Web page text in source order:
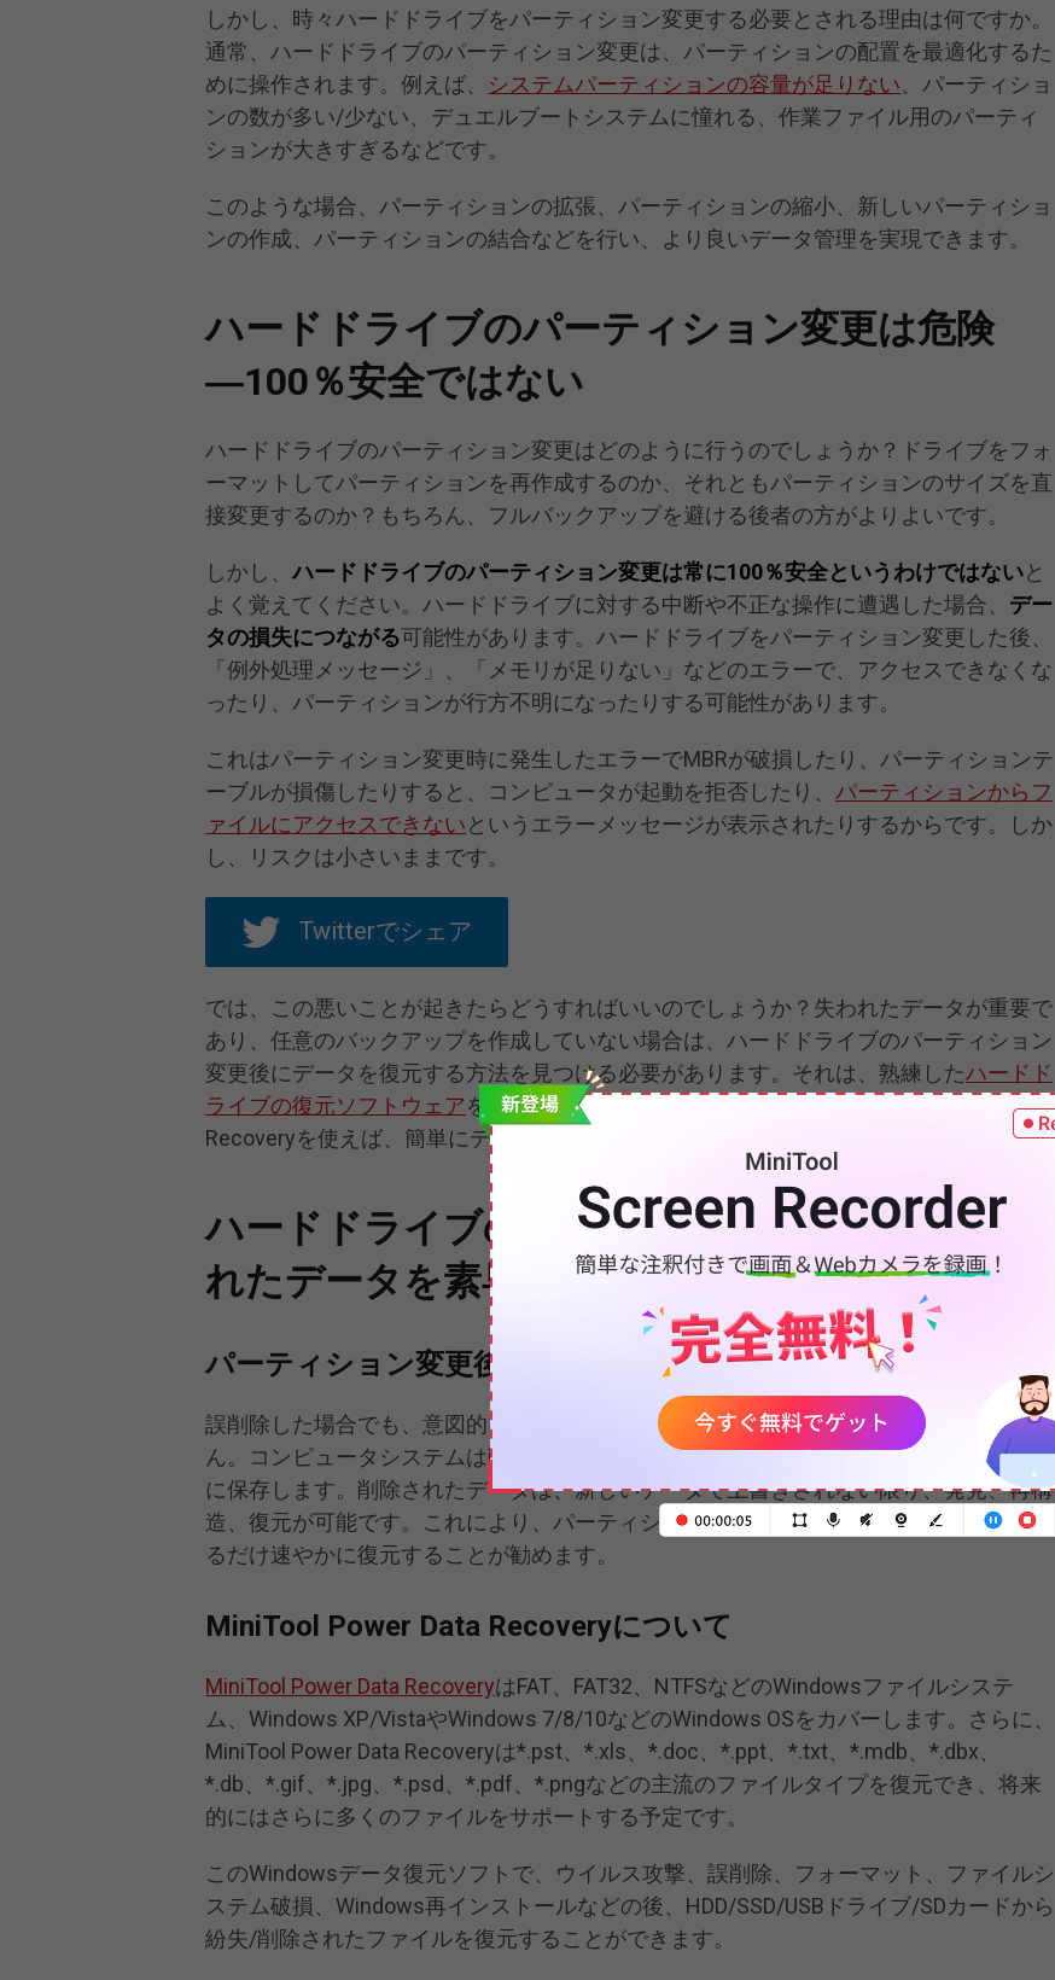
しかし、時々ハードドライブをパーティション変更する必要とされる理由は何ですか。
通常、ハードドライブのパーティション変更は、パーティションの配置を最適化するた
めに操作されます。例えば、 システムパーティションの容量が足りない 、パーティショ
ンの数が多い/少ない、デュエルブートシステムに憧れる、作業ファイル用のパーティ
ションが大きすぎるなどです。
このような場合、パーティションの拡張、パーティションの縮小、新しいパーティショ
ンの作成、パーティションの結合などを行い、より良いデータ管理を実現できます。
ハードドライブのパーティション変更は危険
―100％安全ではない
ハードドライブのパーティション変更はどのように行うのでしょうか？ドライブをフォ
ーマットしてパーティションを再作成するのか、それともパーティションのサイズを直
接変更するのか？もちろん、フルバックアップを避ける後者の方がよりよいです。
しかし、ハードドライブのパーティション変更は常に100％安全というわけではないと
よく覚えてください。ハードドライブに対する中断や不正な操作に遭遇した場合、 デー
タの損失につながる可能性があります。ハードドライブをパーティション変更した後、
「例外処理メッセージ」、「メモリが足りない」などのエラーで、アクセスできなくな
ったり、パーティションが行方不明になったりする可能性があります。
これはパーティション変更時に発生したエラーでMBRが破損したり、パーティションテ
ーブルが損傷したりすると、コンピュータが起動を拒否したり、パーティションからフ
ァイルにアクセスできないというエラーメッセージが表示されたりするからです。しか
し、リスクは小さいままです。
Twitterでシェア
では、この悪いことが起きたらどうすればいいのでしょうか？失われたデータが重要で
あり、任意のバックアップを作成していない場合は、ハードドライブのパーティション
変更後にデータを復元する方法を見つける必要があります。それは、熟練したハードド
ライブの復元ソフトウェアを使用することをお勧めします。MiniTool Power Data
Recoveryを使えば、簡単にデータを復元できます。
ハードドライブのパーティション変更後に失わ
れたデータを素早く復元する
パーティション変更後のデータ復元の可能性
誤削除した場合でも、意図的に削除した場合でも、実際のデータは一度に破壊されませ
ん。コンピュータシステムは削除されたデータをマークするだけで、データセグメント
に保存します。削除されたデータは、新しいデータで上書きされない限り、発見、再構
造、復元が可能です。これにより、パーティション変更後に削除されたファイルをでき
るだけ速やかに復元することが勧めます。
MiniTool Power Data Recoveryについて
MiniTool Power Data RecoveryはFAT、FAT32、NTFSなどのWindowsファイルシステ
ム、Windows XP/VistaやWindows 7/8/10などのWindows OSをカバーします。さらに、
MiniTool Power Data Recoveryは*.pst、*.xls、*.doc、*.ppt、*.txt、*.mdb、*.dbx、
*.db、*.gif、*.jpg、*.psd、*.pdf、*.pngなどの主流のファイルタイプを復元でき、将来
的にはさらに多くのファイルをサポートする予定です。
このWindowsデータ復元ソフトで、ウイルス攻撃、誤削除、フォーマット、ファイルシ
ステム破損、Windows再インストールなどの後、HDD/SSD/USBドライブ/SDカードから
紛失/削除されたファイルを復元することができます。